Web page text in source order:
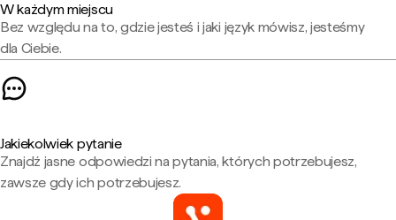
W każdym miejscu
Bez względu na to, gdzie jesteś i jaki język mówisz, jesteśmy
dla Ciebie.
Jakiekolwiek pytanie
Znajdź jasne odpowiedzi na pytania, których potrzebujesz,
zawsze gdy ich potrzebujesz.